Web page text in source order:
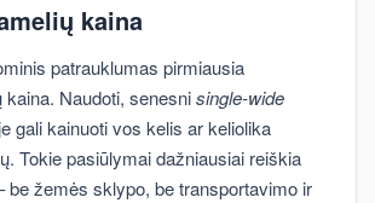
kaina
patrauklumas pirmiausia
Naudoti, senesnisingle-wide
gali kainuoti vos kelis ar keliolika
Tokie pasiūlymai dažniausiai reiškia
be žemės sklypo, be transportavimo ir